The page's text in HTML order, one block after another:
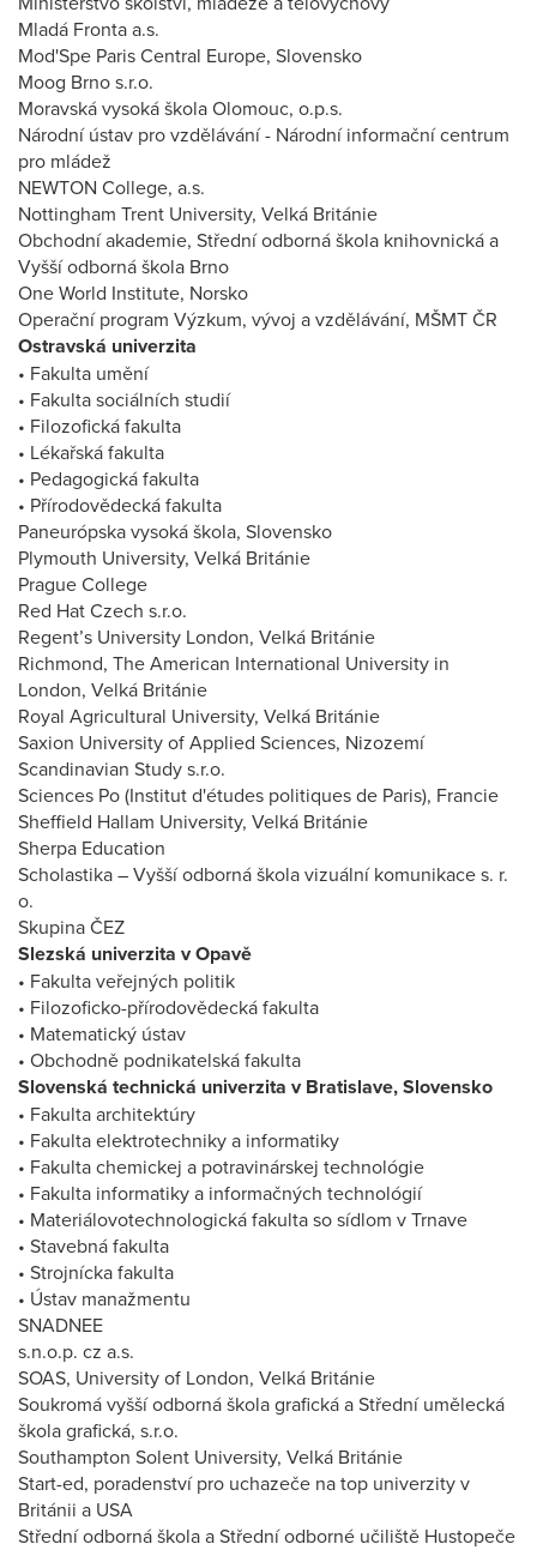
Mladá Fronta a.s.
Mod'Spe Paris Central Europe, Slovensko
Moog Brno s.r.o.
Moravská vysoká škola Olomouc, o.p.s.
Národní ústav pro vzdělávání - Národní informační centrum
pro mládež
NEWTON College, a.s.
Nottingham Trent University, Velká Británie
Obchodní akademie, Střední odborná škola knihovnická a
Vyšší odborná škola Brno
One World Institute, Norsko
Operační program Výzkum, vývoj a vzdělávání, MŠMT ČR
Ostravská univerzita
• Fakulta umění
• Fakulta sociálních studií
• Filozofická fakulta
• Lékařská fakulta
• Pedagogická fakulta
• Přírodovědecká fakulta
Paneurópska vysoká škola, Slovensko
Plymouth University, Velká Británie
Prague College
Red Hat Czech s.r.o.
Regent’s University London, Velká Británie
Richmond, The American International University in
London, Velká Británie
Royal Agricultural University, Velká Británie
Saxion University of Applied Sciences, Nizozemí
Scandinavian Study s.r.o.
Sciences Po (Institut d'études politiques de Paris), Francie
Sheffield Hallam University, Velká Británie
Sherpa Education
Scholastika – Vyšší odborná škola vizuální komunikace s. r.
o.
Skupina ČEZ
Slezská univerzita v Opavě
• Fakulta veřejných politik
• Filozoficko-přírodovědecká fakulta
• Matematický ústav
• Obchodně podnikatelská fakulta
Slovenská technická univerzita v Bratislave, Slovensko
• Fakulta architektúry
• Fakulta elektrotechniky a informatiky
• Fakulta chemickej a potravinárskej technológie
• Fakulta informatiky a informačných technológií
• Materiálovotechnologická fakulta so sídlom v Trnave
• Stavebná fakulta
• Strojnícka fakulta
• Ústav manažmentu
SNADNEE
s.n.o.p. cz a.s.
SOAS, University of London, Velká Británie
Soukromá vyšší odborná škola grafická a Střední umělecká
škola grafická, s.r.o.
Southampton Solent University, Velká Británie
Start-ed, poradenství pro uchazeče na top univerzity v
Británii a USA
Střední odborná škola a Střední odborné učiliště Hustopeče